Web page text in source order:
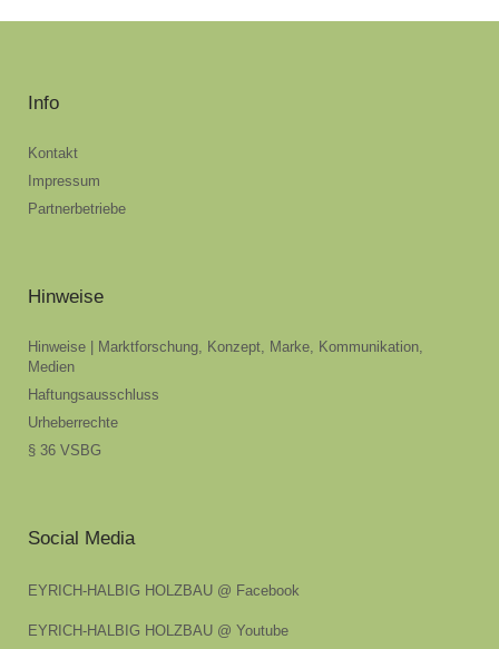
Info
Kontakt
Impressum
Partnerbetriebe
Hinweise
Hinweise | Marktforschung, Konzept, Marke, Kommunikation,
Medien
Haftungsausschluss
Urheberrechte
§ 36 VSBG
Social Media
EYRICH-HALBIG HOLZBAU @ Facebook
EYRICH-HALBIG HOLZBAU @ Youtube